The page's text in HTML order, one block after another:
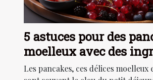
5 astuces pour des
moelleux avec des
du quotidien
Les pancakes, ces délices moelleux